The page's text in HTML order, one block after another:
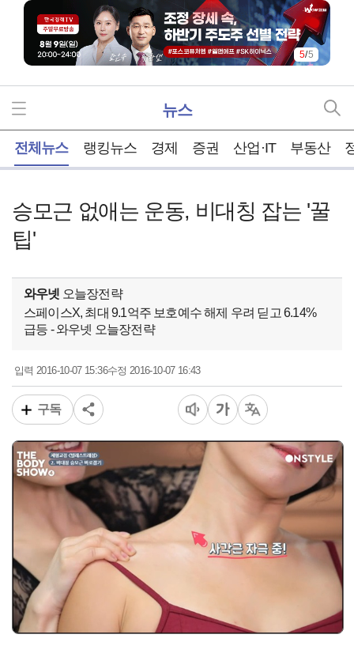
5/5
뉴스
전체뉴스 랭킹뉴스 경제 증권 산업·IT 부동산
승모근 없애는 운동, 비대칭 잡는 '꿀
팁'
와우넷 오늘장전략
스페이스X, 최대 9.1억주 보호예수 해제 우려 딛고 6.14%
급등 - 와우넷 오늘장전략
입력2016-10-07 15:36수정 2016-10-07 16:43
구독